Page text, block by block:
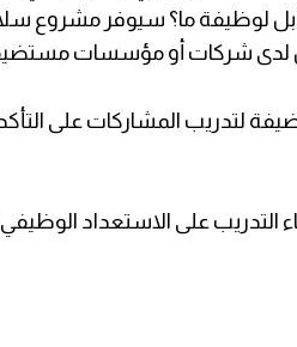
لوظيفة ما؟ سيوفر مشروع
لدى شركات أو مؤسسات
لتدريب المشاركات على
على الاستعداد